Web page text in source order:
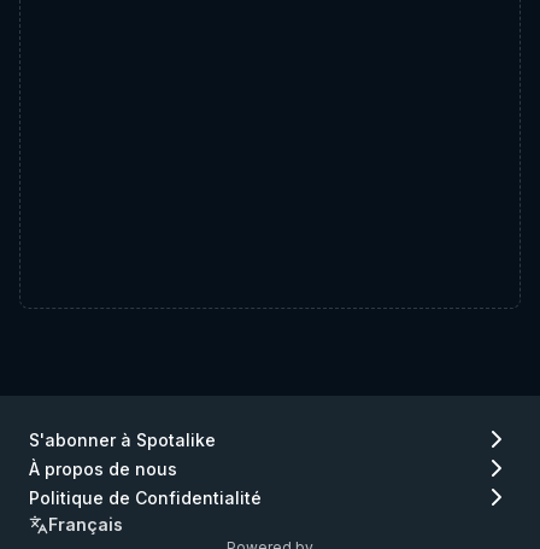
S'abonner à Spotalike
À propos de nous
Politique de Confidentialité
Français